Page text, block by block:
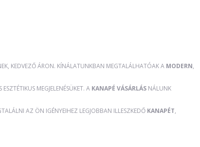
KEDVEZŐ ÁRON. KÍNÁLATUNKBAN MEGTALÁLHATÓAK A MODERN,
MEGJELENÉSÜKET. A KANAPÉ VÁSÁRLÁS NÁLUNK
AZ ÖN IGÉNYEIHEZ LEGJOBBAN ILLESZKEDŐ KANAPÉT,